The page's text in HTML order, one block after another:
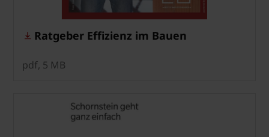
Ratgeber Effizienz im Bauen
pdf, 5 MB